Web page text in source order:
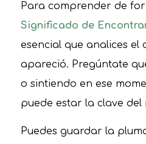
Para comprender de
Significado de
esencial que analices el
apareció. Pregúntate
o sintiendo en ese
puede estar la clave del
Puedes guardar la